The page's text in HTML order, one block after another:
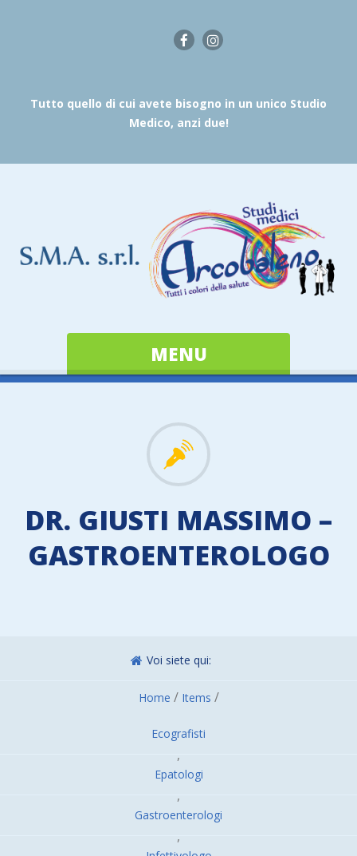
Tutto quello di cui avete bisogno in un unico Studio
Medico, anzi due!
MENU
DR. GIUSTI MASSIMO –
GASTROENTEROLOGO
Voi siete qui:
Home / Items /
Ecografisti
,
Epatologi
,
Gastroenterologi
,